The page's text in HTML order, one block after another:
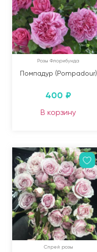
Розы Флорибунда
Помпадур (Pompadour)
400 ₽
В корзину
Спрей розы